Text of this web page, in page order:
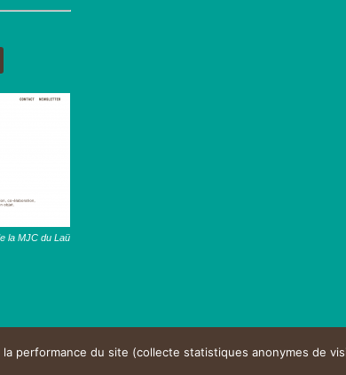
la MJC du Laü
Nous contacter Ligne éditoriale Mentions
performance du site (collecte statistiques anonymes de